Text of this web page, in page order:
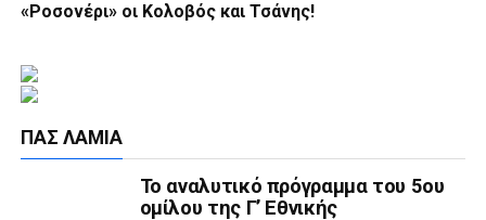
«Ροσονέρι» οι Κολοβός και Τσάνης!
ΠΑΣ ΛΑΜΊΑ
Το αναλυτικό πρόγραμμα του 5ου
ομίλου της Γ’ Εθνικής